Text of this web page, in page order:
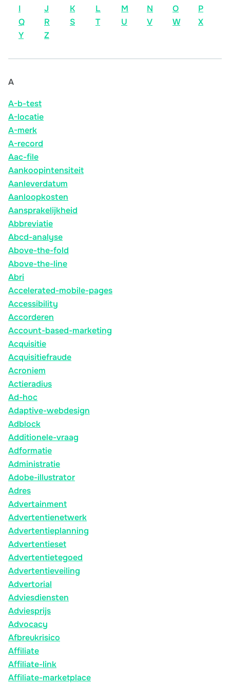
I
J K L M N O
P
Q
R S T U V W
X
Y
Z
A
A-b-test
A-locatie
A-merk
A-record
Aac-file
Aankoopintensiteit
Aanleverdatum
Aanloopkosten
Aansprakelijkheid
Abbreviatie
Abcd-analyse
Above-the-fold
Above-the-line
Abri
Accelerated-mobile-pages
Accessibility
Accorderen
Account-based-marketing
Acquisitie
Acquisitiefraude
Acroniem
Actieradius
Ad-hoc
Adaptive-webdesign
Adblock
Additionele-vraag
Adformatie
Administratie
Adobe-illustrator
Adres
Advertainment
Advertentienetwerk
Advertentieplanning
Advertentieset
Advertentietegoed
Advertentieveiling
Advertorial
Adviesdiensten
Adviesprijs
Advocacy
Afbreukrisico
Affiliate
Affiliate-link
Affiliate-marketplace